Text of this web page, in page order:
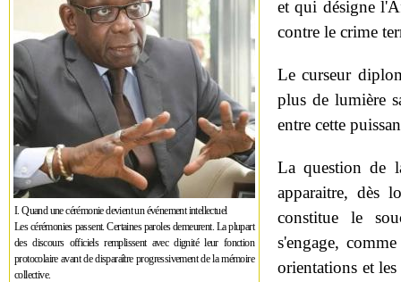
I. Quand une cérémonie devient un événement intellectuel
Les cérémonies passent. Certaines paroles demeurent. La plupart
des discours officiels remplissent avec dignité leur fonction
protocolaire avant de disparaître progressivement de la mémoire
collective.
et qui désigne
contre le crime
Le curseur
plus de lumière
entre cette
La question de
apparaitre, dès
constitue le
s'engage,
orientations et